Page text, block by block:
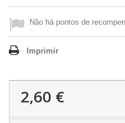
Não há pontos de
Imprimir
2,60 €